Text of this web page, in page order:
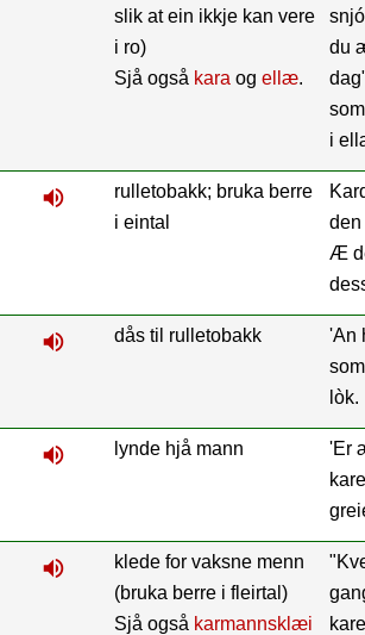
slik at ein ikkje kan vere
i ro)
Sjå også kara og ellæ.
du
i
volume_up
rulletobakk; bruka berre
i eintal
Æ
volume_up dås til rulletobakk
'An
lòk.
volume_up lynde hjå mann
'Er
volume_up
klede for vaksne menn
(bruka berre i fleirtal)
Sjå også karmannsklæi